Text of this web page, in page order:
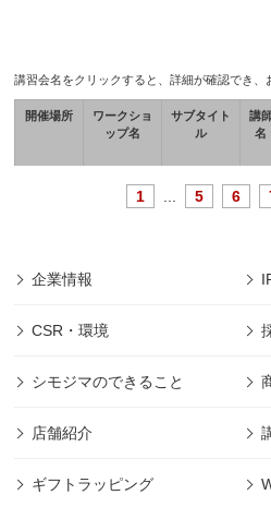
講習会名をクリックすると、詳細が確認でき、
開催場所
ワークショ
ップ名
サブタイト
ル
講
名
1 5 6
企業情報
CSR・環境
シモジマのできること
店舗紹介
ギフトラッピング